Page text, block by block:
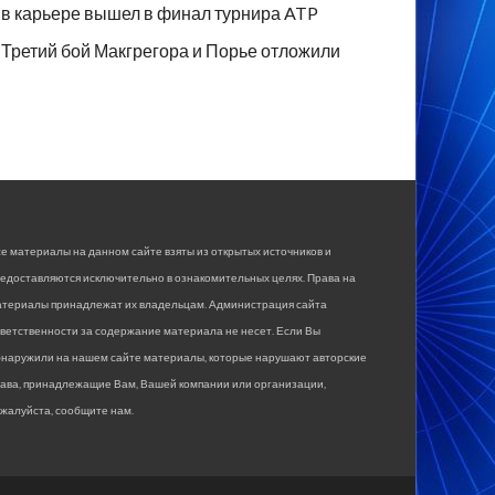
в карьере вышел в финал турнира ATP
Третий бой Макгрегора и Порье отложили
материалы на данном сайте взяты из открытых источников и
исключительно в ознакомительных целях. Права на
принадлежат их владельцам. Администрация сайта
за содержание материала не несет. Если Вы
на нашем сайте материалы, которые нарушают авторские
принадлежащие Вам, Вашей компании или организации,
сообщите нам.